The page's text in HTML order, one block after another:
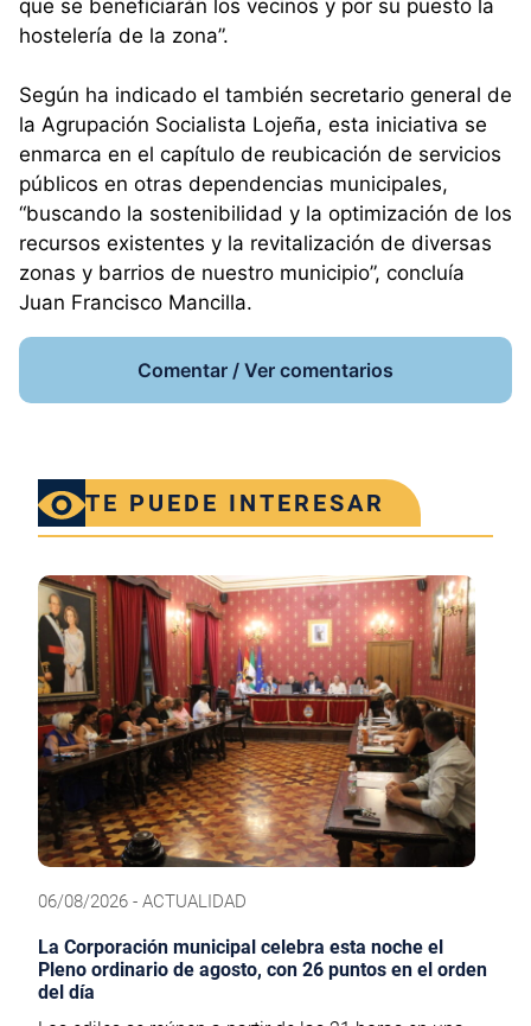
que se beneficiarán los vecinos y por su puesto la
hostelería de la zona”.
Según ha indicado el también secretario general de
la Agrupación Socialista Lojeña, esta iniciativa se
enmarca en el capítulo de reubicación de servicios
públicos en otras dependencias municipales,
“buscando la sostenibilidad y la optimización de los
recursos existentes y la revitalización de diversas
zonas y barrios de nuestro municipio”, concluía
Juan Francisco Mancilla.
Comentar / Ver comentarios
TE PUEDE INTERESAR
06/08/2026 - ACTUALIDAD
La Corporación municipal celebra esta noche el
Pleno ordinario de agosto, con 26 puntos en el orden
del día